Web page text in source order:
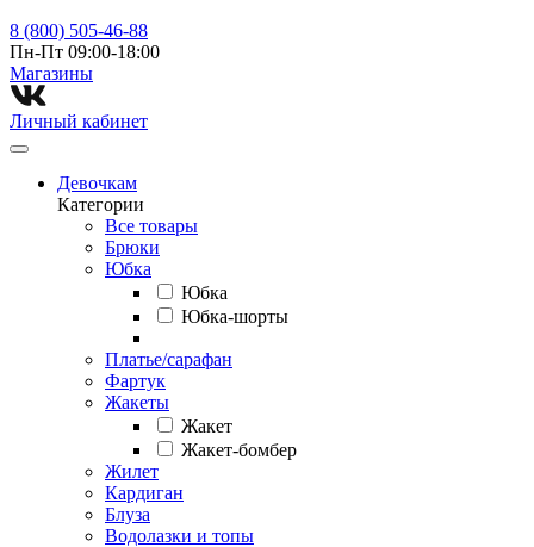
8 (800) 505-46-88
Пн-Пт 09:00-18:00
Магазины⁠
Личный кабинет
Девочкам
Категории
Все товары
Брюки
Юбка
Юбка
Юбка-шорты
Платье/сарафан
Фартук
Жакеты
Жакет
Жакет-бомбер
Жилет
Кардиган
Блуза
Водолазки и топы